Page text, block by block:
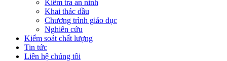
Kiểm tra an ninh
Khai thác dầu
Chương trình giáo dục
Nghiên cứu
Kiểm soát chất lượng
Tin tức
Liên hệ chúng tôi